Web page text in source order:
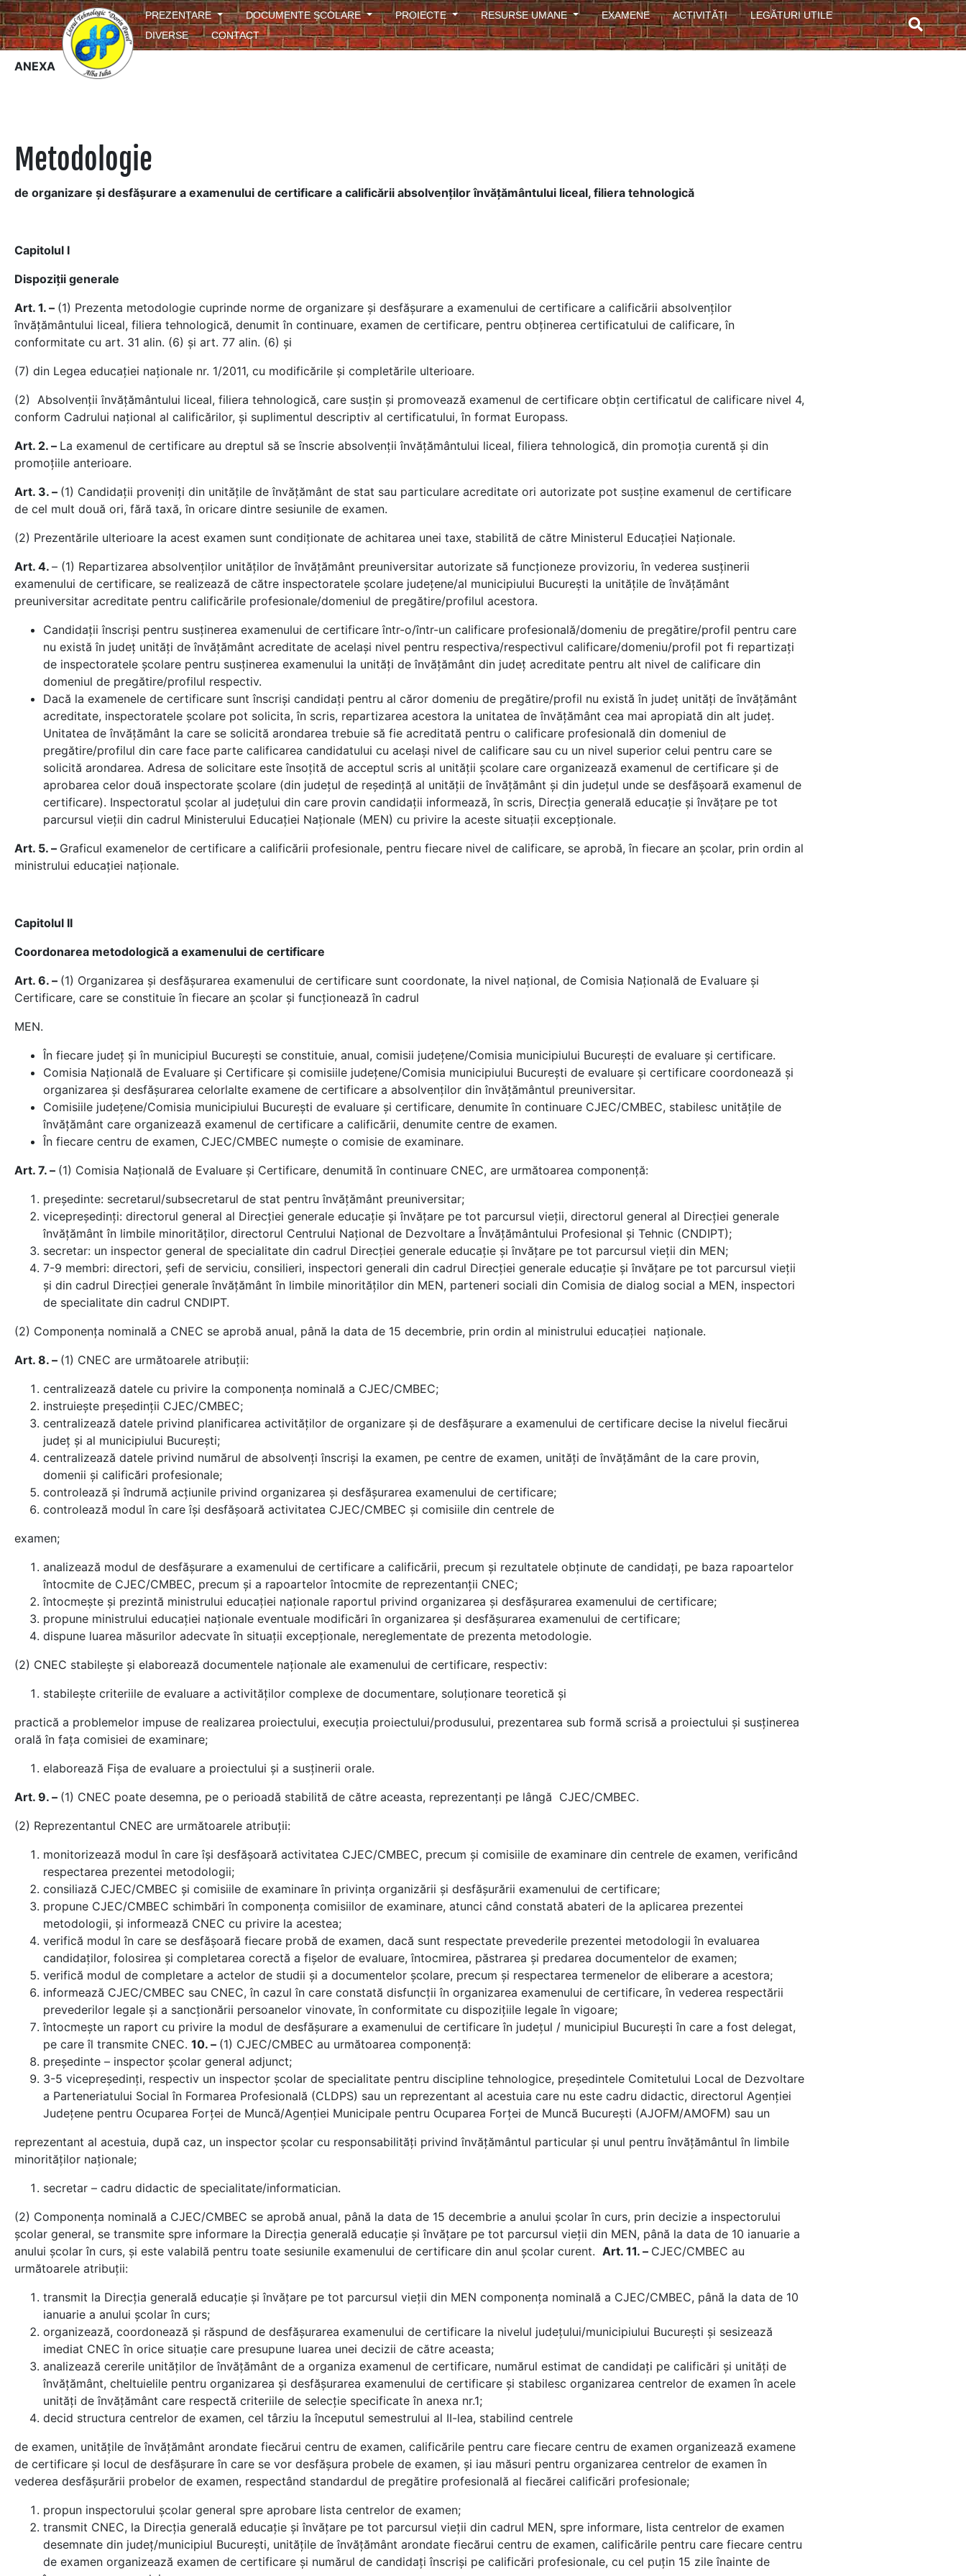
PREZENTARE DOCUMENTE ȘCOLARE PROIECTE RESURSE UMANE EXAMENE ACTIVITĂȚI
LEGĂTURI UTILE
DIVERSE
CONTACT
ANEXA
Metodologie
de organizare şi desfăşurare a examenului de certificare a calificării absolvenţilor învăţământului liceal, filiera tehnologică
Capitolul I
Dispoziţii generale
Art. 1. – (1) Prezenta metodologie cuprinde norme de organizare şi desfăşurare a examenului de certificare a calificării absolvenților
învățământului liceal, filiera tehnologică, denumit în continuare, examen de certificare, pentru obţinerea certificatului de calificare, în
conformitate cu art. 31 alin. (6) şi art. 77 alin. (6) și
(7) din Legea educației naționale nr. 1/2011, cu modificările şi completările ulterioare.
(2) Absolvenții învățământului liceal, filiera tehnologică, care susțin și promovează examenul de certificare obţin certificatul de calificare nivel 4,
conform Cadrului național al calificărilor, și suplimentul descriptiv al certificatului, în format Europass.
Art. 2. – La examenul de certificare au dreptul să se înscrie absolvenții învățământului liceal, filiera tehnologică, din promoţia curentă şi din
promoţiile anterioare.
Art. 3. – (1) Candidaţii proveniţi din unităţile de învăţământ de stat sau particulare acreditate ori autorizate pot susţine examenul de certificare
de cel mult două ori, fără taxă, în oricare dintre sesiunile de examen.
(2) Prezentările ulterioare la acest examen sunt condiţionate de achitarea unei taxe, stabilită de către Ministerul Educației Naționale.
Art. 4. – (1) Repartizarea absolvenţilor unităţilor de învăţământ preuniversitar autorizate să funcționeze provizoriu, în vederea susţinerii
examenului de certificare, se realizează de către inspectoratele şcolare judeţene/al municipiului Bucureşti la unitățile de învățământ
preuniversitar acreditate pentru calificările profesionale/domeniul de pregătire/profilul acestora.
Candidații înscriși pentru susținerea examenului de certificare într-o/într-un calificare profesională/domeniu de pregătire/profil pentru care
nu există în județ unităţi de învăţământ acreditate de acelaşi nivel pentru respectiva/respectivul calificare/domeniu/profil pot fi repartizați
de inspectoratele şcolare pentru susținerea examenului la unități de învăţământ din județ acreditate pentru alt nivel de calificare din
domeniul de pregătire/profilul respectiv.
Dacă la examenele de certificare sunt înscriși candidați pentru al căror domeniu de pregătire/profil nu există în județ unităţi de învăţământ
acreditate, inspectoratele şcolare pot solicita, în scris, repartizarea acestora la unitatea de învăţământ cea mai apropiată din alt județ.
Unitatea de învățământ la care se solicită arondarea trebuie să fie acreditată pentru o calificare profesională din domeniul de
pregătire/profilul din care face parte calificarea candidatului cu același nivel de calificare sau cu un nivel superior celui pentru care se
solicită arondarea. Adresa de solicitare este însoţită de acceptul scris al unităţii şcolare care organizează examenul de certificare şi de
aprobarea celor două inspectorate şcolare (din judeţul de reşedinţă al unităţii de învăţământ şi din judeţul unde se desfăşoară examenul de
certificare). Inspectoratul școlar al județului din care provin candidații informează, în scris, Direcția generală educație și învățare pe tot
parcursul vieții din cadrul Ministerului Educației Naționale (MEN) cu privire la aceste situații excepționale.
Art. 5. – Graficul examenelor de certificare a calificării profesionale, pentru fiecare nivel de calificare, se aprobă, în fiecare an şcolar, prin ordin al
ministrului educaţiei naţionale.
Capitolul II
Coordonarea metodologică a examenului de certificare
Art. 6. – (1) Organizarea şi desfăşurarea examenului de certificare sunt coordonate, la nivel naţional, de Comisia Naţională de Evaluare şi
Certificare, care se constituie în fiecare an şcolar şi funcţionează în cadrul
MEN.
În fiecare judeţ şi în municipiul Bucureşti se constituie, anual, comisii judeţene/Comisia municipiului Bucureşti de evaluare şi certificare.
Comisia Naţională de Evaluare şi Certificare și comisiile judeţene/Comisia municipiului Bucureşti de evaluare şi certificare coordonează și
organizarea și desfășurarea celorlalte examene de certificare a absolvenților din învățământul preuniversitar.
Comisiile judeţene/Comisia municipiului Bucureşti de evaluare şi certificare, denumite în continuare CJEC/CMBEC, stabilesc unităţile de
învăţământ care organizează examenul de certificare a calificării, denumite centre de examen.
În fiecare centru de examen, CJEC/CMBEC numeşte o comisie de examinare.
Art. 7. – (1) Comisia Naţională de Evaluare şi Certificare, denumită în continuare CNEC, are următoarea componenţă:
președinte: secretarul/subsecretarul de stat pentru învăţământ preuniversitar;
vicepreședinți: directorul general al Direcţiei generale educaţie și învățare pe tot parcursul vieții, directorul general al Direcţiei generale
învăţământ în limbile minorităţilor, directorul Centrului Naţional de Dezvoltare a Învăţământului Profesional şi Tehnic (CNDIPT);
secretar: un inspector general de specialitate din cadrul Direcţiei generale educaţie și învățare pe tot parcursul vieții din MEN;
7-9 membri: directori, şefi de serviciu, consilieri, inspectori generali din cadrul Direcţiei generale educaţie și învățare pe tot parcursul vieții
și din cadrul Direcţiei generale învăţământ în limbile minorităţilor din MEN, parteneri sociali din Comisia de dialog social a MEN, inspectori
de specialitate din cadrul CNDIPT.
(2) Componenţa nominală a CNEC se aprobă anual, până la data de 15 decembrie, prin ordin al ministrului educaţiei naționale.
Art. 8. – (1) CNEC are următoarele atribuţii:
centralizează datele cu privire la componenţa nominală a CJEC/CMBEC;
instruieşte preşedinţii CJEC/CMBEC;
centralizează datele privind planificarea activităţilor de organizare şi de desfăşurare a examenului de certificare decise la nivelul fiecărui
judeţ şi al municipiului Bucureşti;
centralizează datele privind numărul de absolvenţi înscrişi la examen, pe centre de examen, unităţi de învăţământ de la care provin,
domenii şi calificări profesionale;
controlează şi îndrumă acţiunile privind organizarea şi desfăşurarea examenului de certificare;
controlează modul în care îşi desfăşoară activitatea CJEC/CMBEC şi comisiile din centrele de
examen;
analizează modul de desfăşurare a examenului de certificare a calificării, precum şi rezultatele obţinute de candidaţi, pe baza rapoartelor
întocmite de CJEC/CMBEC, precum şi a rapoartelor întocmite de reprezentanţii CNEC;
întocmeşte şi prezintă ministrului educaţiei naționale raportul privind organizarea și desfășurarea examenului de certificare;
propune ministrului educaţiei naționale eventuale modificări în organizarea şi desfăşurarea examenului de certificare;
dispune luarea măsurilor adecvate în situaţii excepţionale, nereglementate de prezenta metodologie.
(2) CNEC stabileşte şi elaborează documentele naţionale ale examenului de certificare, respectiv:
stabileşte criteriile de evaluare a activităţilor complexe de documentare, soluţionare teoretică şi
practică a problemelor impuse de realizarea proiectului, execuţia proiectului/produsului, prezentarea sub formă scrisă a proiectului şi susţinerea
orală în faţa comisiei de examinare;
elaborează Fişa de evaluare a proiectului şi a susţinerii orale.
Art. 9. – (1) CNEC poate desemna, pe o perioadă stabilită de către aceasta, reprezentanţi pe lângă CJEC/CMBEC.
(2) Reprezentantul CNEC are următoarele atribuţii:
monitorizează modul în care îşi desfăşoară activitatea CJEC/CMBEC, precum şi comisiile de examinare din centrele de examen, verificând
respectarea prezentei metodologii;
consiliază CJEC/CMBEC şi comisiile de examinare în privinţa organizării şi desfăşurării examenului de certificare;
propune CJEC/CMBEC schimbări în componenţa comisiilor de examinare, atunci când constată abateri de la aplicarea prezentei
metodologii, şi informează CNEC cu privire la acestea;
verifică modul în care se desfăşoară fiecare probă de examen, dacă sunt respectate prevederile prezentei metodologii în evaluarea
candidaţilor, folosirea şi completarea corectă a fişelor de evaluare, întocmirea, păstrarea şi predarea documentelor de examen;
verifică modul de completare a actelor de studii şi a documentelor şcolare, precum şi respectarea termenelor de eliberare a acestora;
informează CJEC/CMBEC sau CNEC, în cazul în care constată disfuncţii în organizarea examenului de certificare, în vederea respectării
prevederilor legale şi a sancţionării persoanelor vinovate, în conformitate cu dispoziţiile legale în vigoare;
întocmeşte un raport cu privire la modul de desfăşurare a examenului de certificare în judeţul / municipiul Bucureşti în care a fost delegat,
pe care îl transmite CNEC. 10. – (1) CJEC/CMBEC au următoarea componenţă:
preşedinte – inspector şcolar general adjunct;
3-5 vicepreședinți, respectiv un inspector şcolar de specialitate pentru discipline tehnologice, preşedintele Comitetului Local de Dezvoltare
a Parteneriatului Social în Formarea Profesională (CLDPS) sau un reprezentant al acestuia care nu este cadru didactic, directorul Agenţiei
Judeţene pentru Ocuparea Forţei de Muncă/Agenţiei Municipale pentru Ocuparea Forţei de Muncă Bucureşti (AJOFM/AMOFM) sau un
reprezentant al acestuia, după caz, un inspector şcolar cu responsabilități privind învăţământul particular şi unul pentru învăţământul în limbile
minorităţilor naţionale;
secretar – cadru didactic de specialitate/informatician.
(2) Componenţa nominală a CJEC/CMBEC se aprobă anual, până la data de 15 decembrie a anului şcolar în curs, prin decizie a inspectorului
şcolar general, se transmite spre informare la Direcţia generală educaţie și învățare pe tot parcursul vieții din MEN, până la data de 10 ianuarie a
anului şcolar în curs, şi este valabilă pentru toate sesiunile examenului de certificare din anul şcolar curent. Art. 11. – CJEC/CMBEC au
următoarele atribuţii:
transmit la Direcţia generală educaţie și învățare pe tot parcursul vieții din MEN componenţa nominală a CJEC/CMBEC, până la data de 10
ianuarie a anului şcolar în curs;
organizează, coordonează şi răspund de desfăşurarea examenului de certificare la nivelul judeţului/municipiului Bucureşti şi sesizează
imediat CNEC în orice situaţie care presupune luarea unei decizii de către aceasta;
analizează cererile unităţilor de învăţământ de a organiza examenul de certificare, numărul estimat de candidaţi pe calificări şi unităţi de
învăţământ, cheltuielile pentru organizarea şi desfăşurarea examenului de certificare şi stabilesc organizarea centrelor de examen în acele
unităţi de învăţământ care respectă criteriile de selecţie specificate în anexa nr.1;
decid structura centrelor de examen, cel târziu la începutul semestrului al II-lea, stabilind centrele
de examen, unităţile de învăţământ arondate fiecărui centru de examen, calificările pentru care fiecare centru de examen organizează examene
de certificare şi locul de desfășurare în care se vor desfăşura probele de examen, şi iau măsuri pentru organizarea centrelor de examen în
vederea desfăşurării probelor de examen, respectând standardul de pregătire profesională al fiecărei calificări profesionale;
propun inspectorului şcolar general spre aprobare lista centrelor de examen;
transmit CNEC, la Direcţia generală educaţie şi învăţare pe tot parcursul vieţii din cadrul MEN, spre informare, lista centrelor de examen
desemnate din judeţ/municipiul Bucureşti, unităţile de învăţământ arondate fiecărui centru de examen, calificările pentru care fiecare centru
de examen organizează examen de certificare şi numărul de candidaţi înscrişi pe calificări profesionale, cu cel puţin 15 zile înainte de